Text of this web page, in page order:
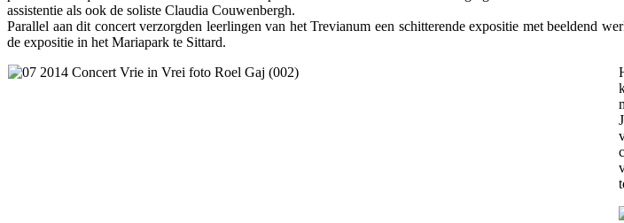
assistentie als ook de soliste Claudia Couwenbergh.
Parallel aan dit concert verzorgden leerlingen van het Trevianum een schitterende expositie met beeldend
de expositie in het Mariapark te Sittard.